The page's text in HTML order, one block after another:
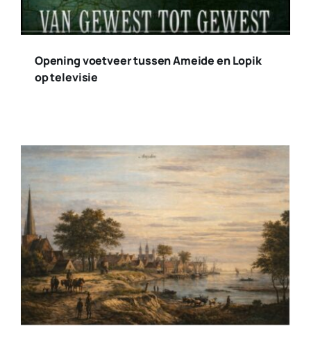
Opening voetveer tussen Ameide en Lopik
op televisie